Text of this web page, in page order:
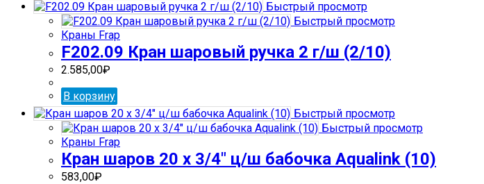
Быстрый просмотр
Быстрый просмотр
Краны Frap
F202.09 Кран шаровый ручка 2 г/ш (2/10)
2.585,00₽
В корзину
Быстрый просмотр
Быстрый просмотр
Краны Frap
Кран шаров 20 х 3/4″ ц/ш бабочка Aqualink (10)
583,00₽